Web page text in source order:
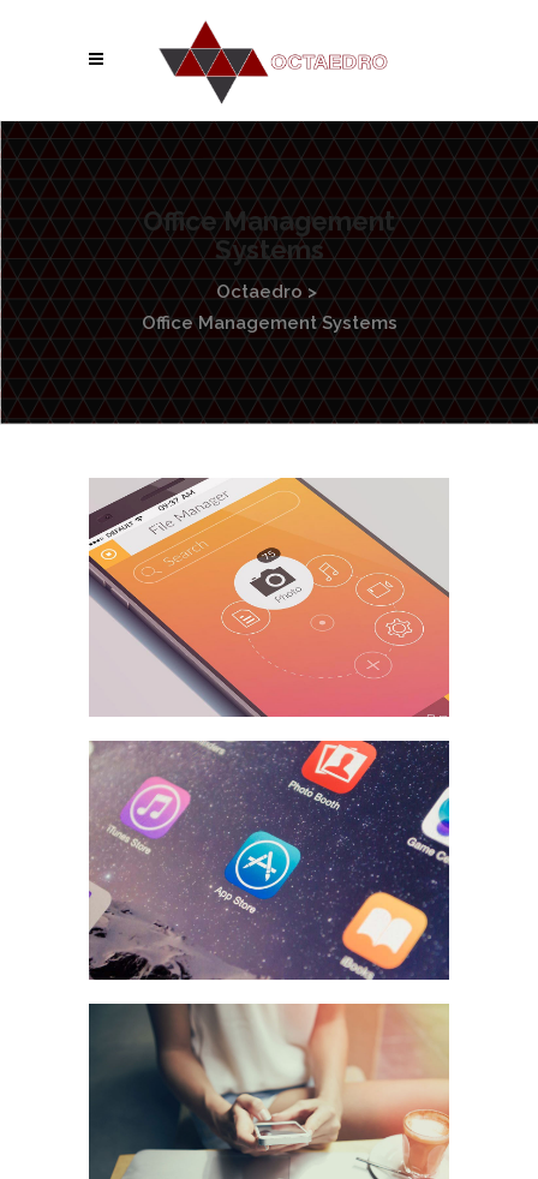
Office Management
Systems
Octaedro>
Office Management Systems